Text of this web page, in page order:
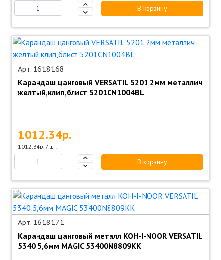
В корзину
Арт. 1618168
Карандаш цанговый VERSATIL 5201 2мм металлич
желтый,клип,блист 5201CN1004BL
1012.34р.
1012.34р. / шт.
В корзину
Арт. 1618171
Карандаш цанговый металл KOH-I-NOOR VERSATIL
5340 5,6мм MAGIC 53400N8809KK